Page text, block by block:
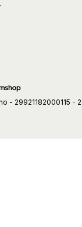
- 29921182000115 -